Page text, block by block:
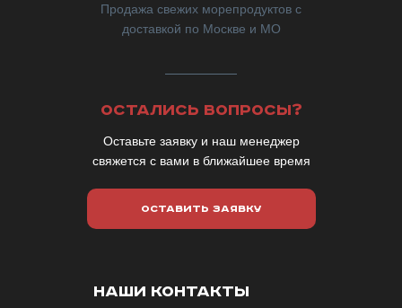
Продажа свежих морепродуктов с
доставкой по Москве и МО
ОСТАЛИСЬ ВОПРОСЫ?
Оставьте заявку и наш менеджер
свяжется с вами в ближайшее время
ОСТАВИТЬ ЗАЯВКУ
НАШИ КОНТАКТЫ